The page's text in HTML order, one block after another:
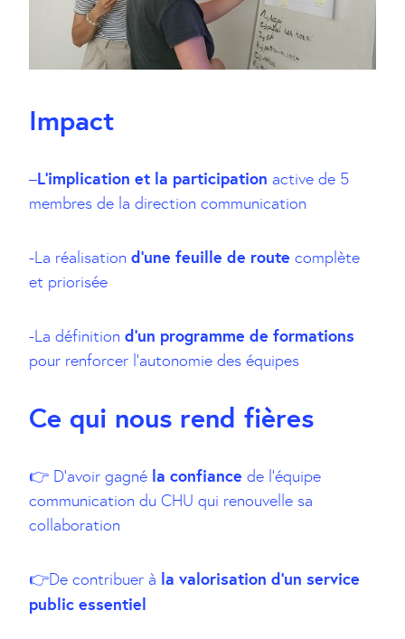
Impact
–L’implication et la participation active de 5
membres de la direction communication
-La réalisation d’une feuille de route complète
et priorisée
-La définition d’un programme de formations
pour renforcer l’autonomie des équipes
Ce qui nous rend fières
👉 D’avoir gagné la confiance de l’équipe
communication du CHU qui renouvelle sa
collaboration
👉De contribuer à la valorisation d’un service
public essentiel